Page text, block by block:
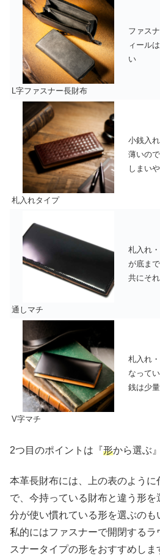
L字ファスナー長財布
ファス
ィール
い
札入れタイプ
小銭入
薄いの
しまいや
通しマチ
札入れ
が底ま
共にそ
V字マチ
札入れ
なって
銭は少
2つ目のポイントは『形から選ぶ
本革長財布には、上の表のよう
で、今持っている財布と違う形
分が使い慣れている形を選ぶのも
私的にはファスナーで開閉する
スナータイプの形をおすすめしま